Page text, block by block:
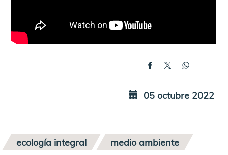
05 octubre 2022
ecología integral medio ambiente